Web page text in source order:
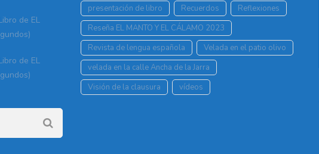
de EL
de EL
presentación de libro
Recuerdos
Reflexiones
Reseña EL MANTO Y EL CÁLAMO 2023
Revista de lengua española
Velada en el patio olivo
velada en la calle Ancha de la Jarra
Visión de la clausura
vídeos